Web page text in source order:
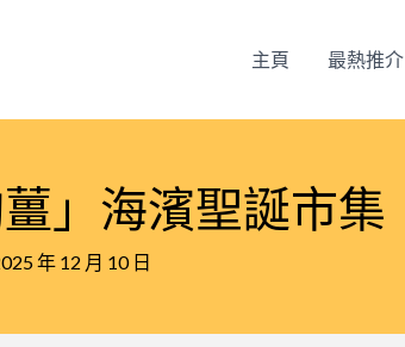
主頁 最熱推介
」海濱聖誕市集
年 12 月 10 日